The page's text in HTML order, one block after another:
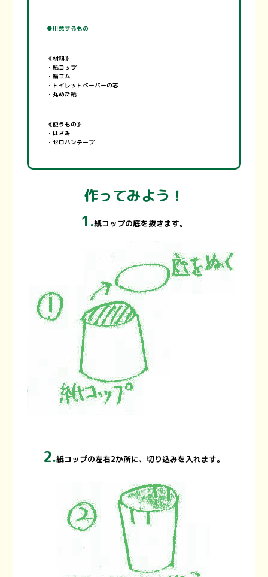
●用意するもの
《材料》
・紙コップ
・輪ゴム
・トイレットペーパーの芯
・丸めた紙
《使うもの》
・はさみ
・セロハンテープ
作ってみよう！
1.紙コップの底を抜きます。
2.紙コップの左右2か所に、切り込みを入れます。